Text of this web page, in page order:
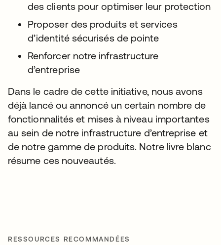
des clients pour optimiser leur protection
Proposer des produits et services
d’identité sécurisés de pointe
Renforcer notre infrastructure
d’entreprise
Dans le cadre de cette initiative, nous avons
déjà lancé ou annoncé un certain nombre de
fonctionnalités et mises à niveau importantes
au sein de notre infrastructure d’entreprise et
de notre gamme de produits. Notre livre blanc
résume ces nouveautés.
RESSOURCES RECOMMANDÉES